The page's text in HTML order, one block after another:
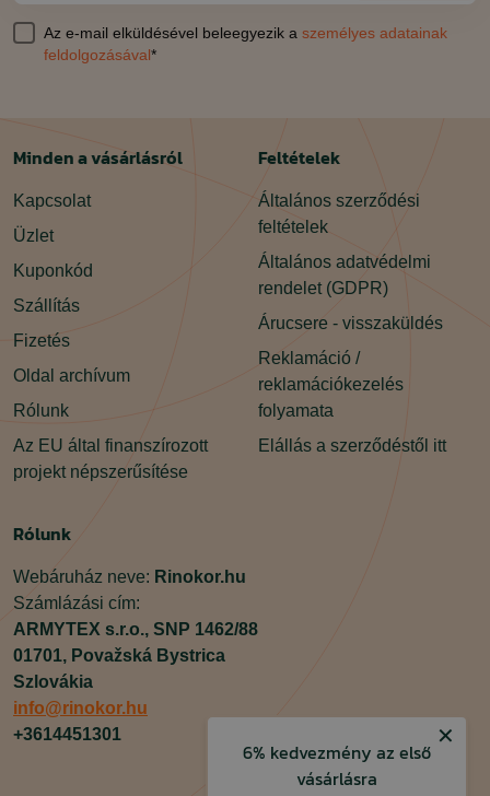
Az e-mail elküldésével beleegyezik a személyes adatainak
feldolgozásával*
Minden a vásárlásról
Kapcsolat
Üzlet
Kuponkód
Szállítás
Fizetés
Oldal archívum
Rólunk
Az EU által finanszírozott
projekt népszerűsítése
Feltételek
Általános szerződési
feltételek
Általános adatvédelmi
rendelet (GDPR)
Árucsere - visszaküldés
Reklamáció /
reklamációkezelés
folyamata
Elállás a szerződéstől itt
Rólunk
Webáruház neve: Rinokor.hu
Számlázási cím:
ARMYTEX s.r.o., SNP 1462/88
01701, Považská Bystrica
Szlovákia
info@rinokor.hu
+3614451301
✕
6% kedvezmény az első
vásárlásra